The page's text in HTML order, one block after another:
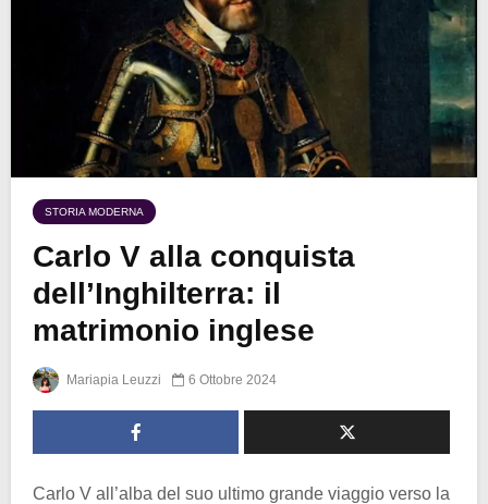
STORIA MODERNA
Carlo V alla conquista
dell’Inghilterra: il
matrimonio inglese
Mariapia Leuzzi 6 Ottobre 2024
Carlo V all’alba del suo ultimo grande viaggio verso la